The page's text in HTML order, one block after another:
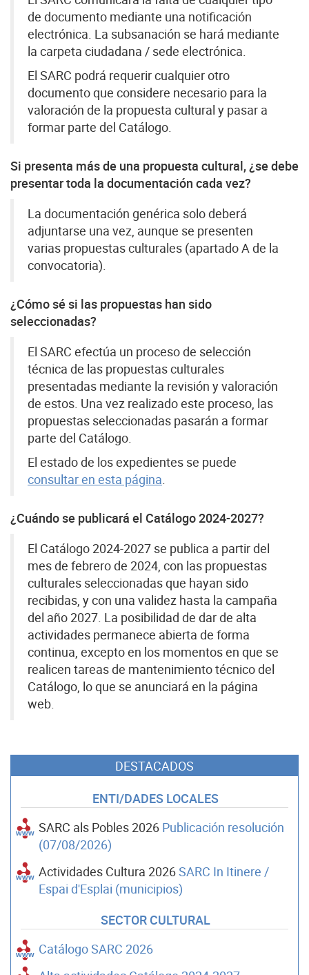
de documento mediante una notificación
electrónica. La subsanación se hará mediante
la carpeta ciudadana / sede electrónica.
El SARC podrá requerir cualquier otro
documento que considere necesario para la
valoración de la propuesta cultural y pasar a
formar parte del Catálogo.
Si presenta más de una propuesta cultural, ¿se debe
presentar toda la documentación cada vez?
La documentación genérica solo deberá
adjuntarse una vez, aunque se presenten
varias propuestas culturales (apartado A de la
convocatoria).
¿Cómo sé si las propuestas han sido
seleccionadas?
El SARC efectúa un proceso de selección
técnica de las propuestas culturales
presentadas mediante la revisión y valoración
de estos. Una vez realizado este proceso, las
propuestas seleccionadas pasarán a formar
parte del Catálogo.
El estado de los expedientes se puede
consultar en esta página.
¿Cuándo se publicará el Catálogo 2024-2027?
El Catálogo 2024-2027 se publica a partir del
mes de febrero de 2024, con las propuestas
culturales seleccionadas que hayan sido
recibidas, y con una validez hasta la campaña
del año 2027. La posibilidad de dar de alta
actividades permanece abierta de forma
continua, excepto en los momentos en que se
realicen tareas de mantenimiento técnico del
Catálogo, lo que se anunciará en la página
web.
DESTACADOS
ENTI/DADES LOCALES
SARC als Pobles 2026 Publicación resolución
(07/08/2026)
Actividades Cultura 2026SARC In Itinere /
Espai d'Esplai (municipios)
SECTOR CULTURAL
Catálogo SARC 2026